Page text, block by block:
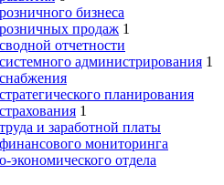
бизнеса
продаж 1
отчетности
администрирования 1
планирования
1
и заработной платы
мониторинга
экономического отдела